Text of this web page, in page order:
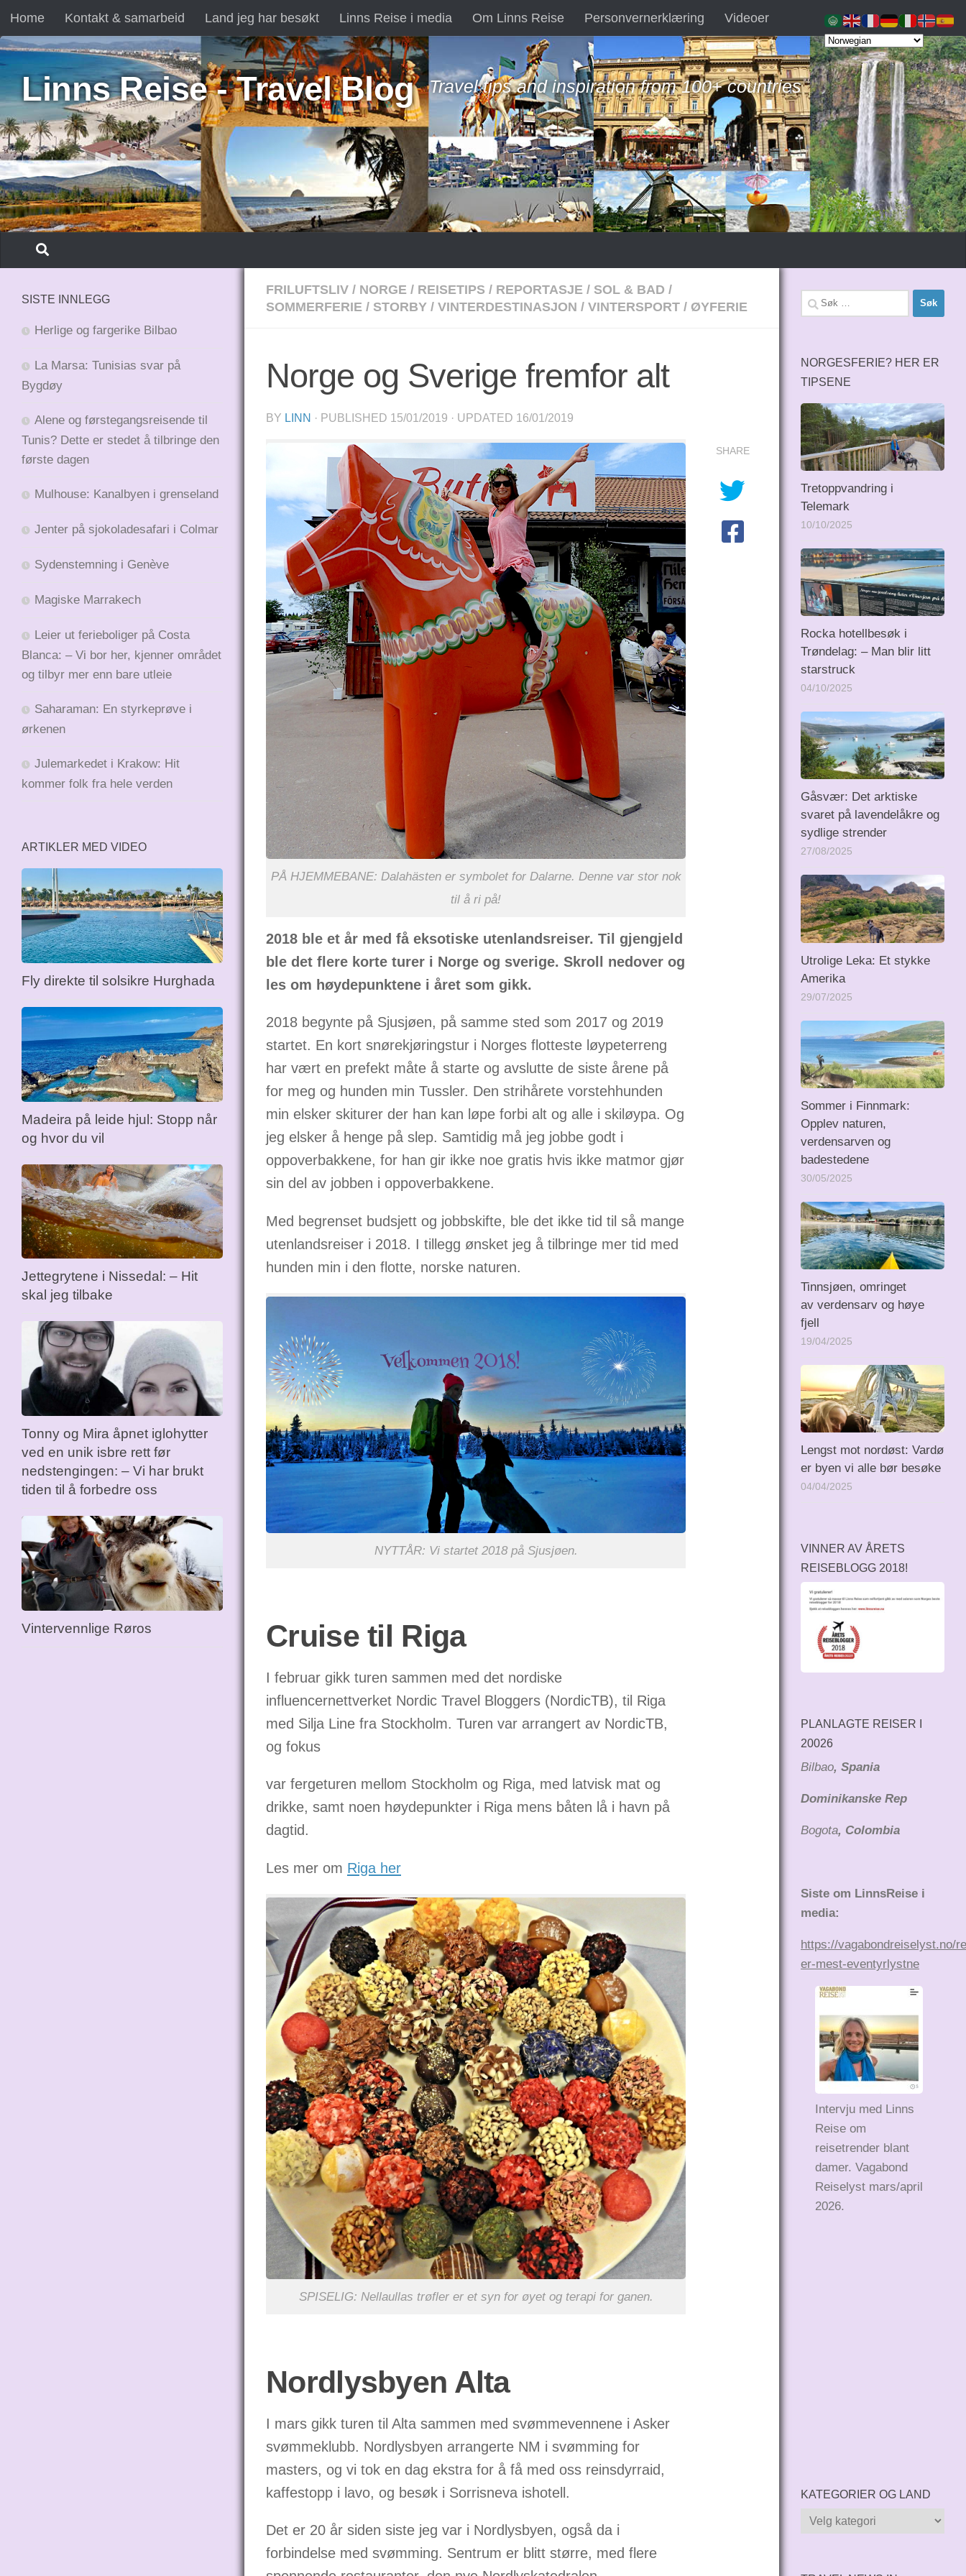
Skip to content
Home Kontakt & samarbeid Land jeg har besøkt Linns Reise i media Om Linns Reise Personvernerklæring Videoer
Linns Reise - Travel Blog Travel tips and inspiration from 100+ countries
FRILUFTSLIV / NORGE / REISETIPS / REPORTASJE / SOL & BAD /
SOMMERFERIE / STORBY / VINTERDESTINASJON / VINTERSPORT / ØYFERIE
Norge og Sverige fremfor alt
BY LINN · PUBLISHED 15/01/2019 · UPDATED 16/01/2019
PÅ HJEMMEBANE: Dalahästen er symbolet for Dalarne. Denne var stor nok
til å ri på!
2018 ble et år med få eksotiske utenlandsreiser. Til gjengjeld
ble det flere korte turer i Norge og sverige. Skroll nedover og
les om høydepunktene i året som gikk.
2018 begynte på Sjusjøen, på samme sted som 2017 og 2019
startet. En kort snørekjøringstur i Norges flotteste løypeterreng
har vært en prefekt måte å starte og avslutte de siste årene på
for meg og hunden min Tussler. Den strihårete vorstehhunden
min elsker skiturer der han kan løpe forbi alt og alle i skiløypa. Og
jeg elsker å henge på slep. Samtidig må jeg jobbe godt i
oppoverbakkene, for han gir ikke noe gratis hvis ikke matmor gjør
sin del av jobben i oppoverbakkene.
Med begrenset budsjett og jobbskifte, ble det ikke tid til så mange
utenlandsreiser i 2018. I tillegg ønsket jeg å tilbringe mer tid med
hunden min i den flotte, norske naturen.
NYTTÅR: Vi startet 2018 på Sjusjøen.
Cruise til Riga
I februar gikk turen sammen med det nordiske
influencernettverket Nordic Travel Bloggers (NordicTB), til Riga
med Silja Line fra Stockholm. Turen var arrangert av NordicTB,
og fokus
var fergeturen mellom Stockholm og Riga, med latvisk mat og
drikke, samt noen høydepunkter i Riga mens båten lå i havn på
dagtid.
Les mer om Riga her
SPISELIG: Nellaullas trøfler er et syn for øyet og terapi for ganen.
Nordlysbyen Alta
I mars gikk turen til Alta sammen med svømmevennene i Asker
svømmeklubb. Nordlysbyen arrangerte NM i svømming for
masters, og vi tok en dag ekstra for å få med oss reinsdyrraid,
kaffestopp i lavo, og besøk i Sorrisneva ishotell.
Det er 20 år siden siste jeg var i Nordlysbyen, også da i
forbindelse med svømming. Sentrum er blitt større, med flere
SHARE
SISTE INNLEGG
Herlige og fargerike Bilbao
La Marsa: Tunisias svar på
Bygdøy
Alene og førstegangsreisende til
Tunis? Dette er stedet å tilbringe den
første dagen
Mulhouse: Kanalbyen i grenseland
Jenter på sjokoladesafari i Colmar
Sydenstemning i Genève
Magiske Marrakech
Leier ut ferieboliger på Costa
Blanca: – Vi bor her, kjenner området
og tilbyr mer enn bare utleie
Saharaman: En styrkeprøve i
ørkenen
Julemarkedet i Krakow: Hit
kommer folk fra hele verden
ARTIKLER MED VIDEO
Fly direkte til solsikre Hurghada
Madeira på leide hjul: Stopp når
og hvor du vil
Jettegrytene i Nissedal: – Hit
skal jeg tilbake
Tonny og Mira åpnet iglohytter
ved en unik isbre rett før
nedstengingen: – Vi har brukt
tiden til å forbedre oss
Vintervennlige Røros
Søk
etter:
NORGESFERIE? HER ER
TIPSENE
Tretoppvandring i
Telemark
10/10/2025
Rocka hotellbesøk i
Trøndelag: – Man blir litt
starstruck
04/10/2025
Gåsvær: Det arktiske
svaret på lavendelåkre og
sydlige strender
27/08/2025
Utrolige Leka: Et stykke
Amerika
29/07/2025
Sommer i Finnmark:
Opplev naturen,
verdensarven og
badestedene
30/05/2025
Tinnsjøen, omringet
av verdensarv og høye
fjell
19/04/2025
Lengst mot nordøst: Vardø
er byen vi alle bør besøke
04/04/2025
VINNER AV ÅRETS
REISEBLOGG 2018!
PLANLAGTE REISER I
20026
Bilbao, Spania
Dominikanske Rep
Bogota, Colombia
Siste om LinnsReise i
media:
https://vagabondreiselyst.no/
er-mest-eventyrlystne
Intervju med Linns
Reise om
reisetrender blant
damer. Vagabond
Reiselyst mars/april
2026.
KATEGORIER OG LAND
Kategorier